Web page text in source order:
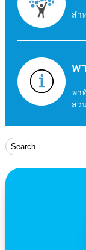
สำ
พ
พา
ส่ว